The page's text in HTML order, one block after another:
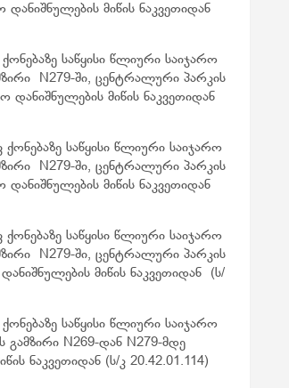
მიწის ნაკვეთიდან
საწყისი წლიური საიჯარო
N279-ში, ცენტრალური პარკის
მიწის ნაკვეთიდან
საწყისი წლიური საიჯარო
N279-ში, ცენტრალური პარკის
მიწის ნაკვეთიდან
საწყისი წლიური საიჯარო
N279-ში, ცენტრალური პარკის
მიწის ნაკვეთიდან (ს/
საწყისი წლიური საიჯარო
გამზირი N269-დან N279-მდე
ნაკვეთიდან (ს/კ 20.42.01.114)